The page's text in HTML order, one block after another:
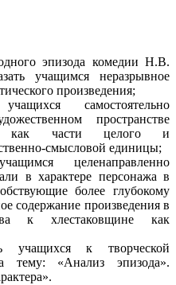
эпизода комедии Н.В.
учащимся неразрывное
произведения;
самостоятельно
пространстве
как части целого и
смысловой единицы;
целенаправленно
в характере персонажа в
более глубокому
содержание произведения в
к хлестаковщине как
учащихся к творческой
тему: «Анализ эпизода».